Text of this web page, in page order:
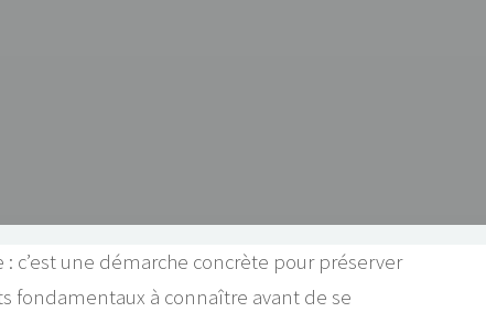
c’est une démarche concrète pour préserver
fondamentaux à connaître avant de se